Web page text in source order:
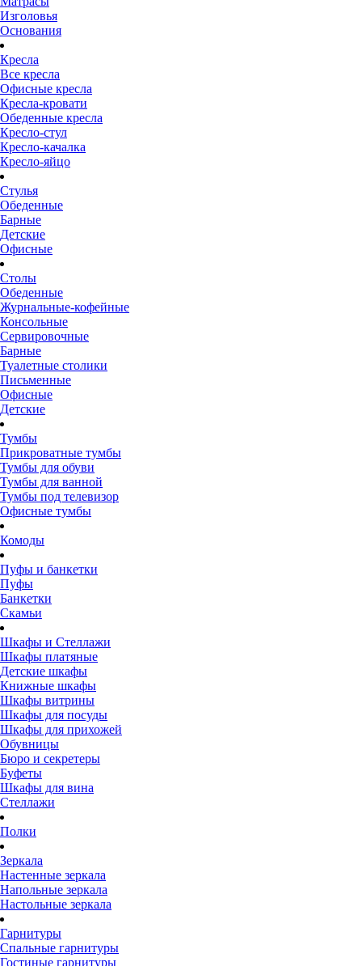
Изголовья
Основания
Кресла
Все кресла
Офисные кресла
Кресла-кровати
Обеденные кресла
Кресло-стул
Кресло-качалка
Кресло-яйцо
Стулья
Обеденные
Барные
Детские
Офисные
Столы
Обеденные
Журнальные-кофейные
Консольные
Сервировочные
Барные
Туалетные столики
Письменные
Офисные
Детские
Тумбы
Прикроватные тумбы
Тумбы для обуви
Тумбы для ванной
Тумбы под телевизор
Офисные тумбы
Комоды
Пуфы и банкетки
Пуфы
Банкетки
Скамьи
Шкафы и Стеллажи
Шкафы платяные
Детские шкафы
Книжные шкафы
Шкафы витрины
Шкафы для посуды
Шкафы для прихожей
Обувницы
Бюро и секретеры
Буфеты
Шкафы для вина
Стеллажи
Полки
Зеркала
Настенные зеркала
Напольные зеркала
Настольные зеркала
Гарнитуры
Спальные гарнитуры
Гостиные гарнитуры